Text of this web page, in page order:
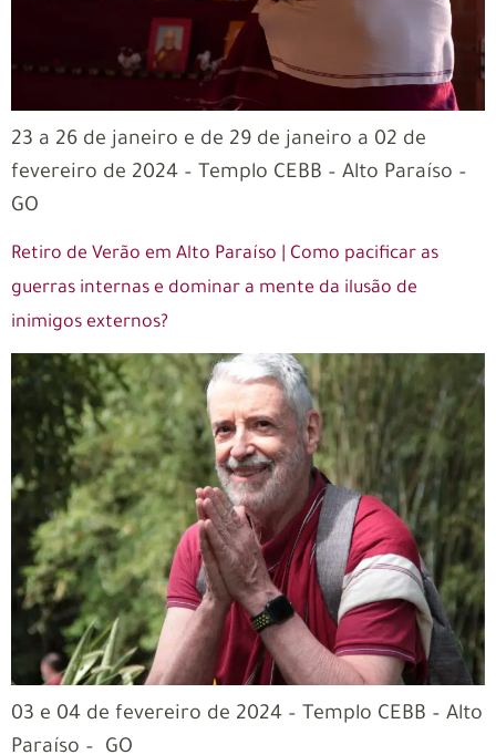
23 a 26 de janeiro e de 29 de janeiro a 02 de
fevereiro de 2024 – Templo CEBB – Alto Paraíso –
GO
Retiro de Verão em Alto Paraíso | Como pacificar as
guerras internas e dominar a mente da ilusão de
inimigos externos?
03 e 04 de fevereiro de 2024 – Templo CEBB – Alto
Paraíso – GO